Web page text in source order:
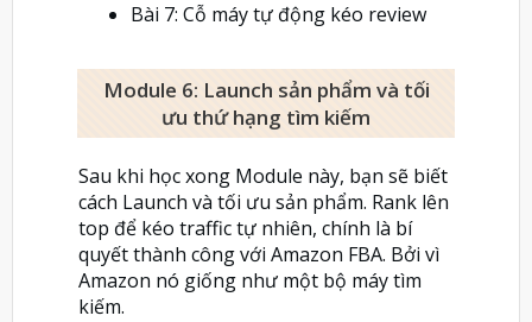
Bài 7: Cỗ máy tự động kéo review
Module 6: Launch sản phẩm và tối
ưu thứ hạng tìm kiếm
Sau khi học xong Module này, bạn sẽ biết
cách Launch và tối ưu sản phẩm. Rank lên
top để kéo traffic tự nhiên, chính là bí
quyết thành công với Amazon FBA. Bởi vì
Amazon nó giống như một bộ máy tìm
kiếm.